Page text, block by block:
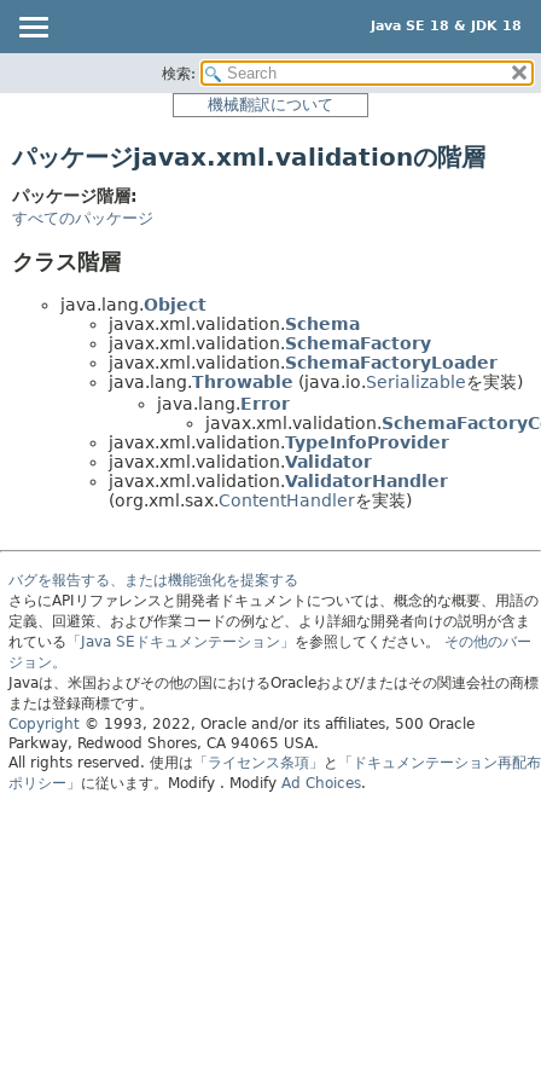
Java SE 18 & JDK 18
パッケージ
クラス
使用
階層ツリー
プレビュー
検索:
機械翻訳について
パッケージjavax.xml.validationの階層
パッケージ階層:
すべてのパッケージ
クラス階層
java.lang.Object
javax.xml.validation.Schema
javax.xml.validation.SchemaFactory
javax.xml.validation.SchemaFactoryLoader
java.lang.Throwable (java.io.Serializableを実装)
java.lang.Error
javax.xml.validation.
javax.xml.validation.TypeInfoProvider
javax.xml.validation.Validator
javax.xml.validation.ValidatorHandler
(org.xml.sax.ContentHandlerを実装)
バグを報告する、または機能強化を提案する
さらにAPIリファレンスと開発者ドキュメントについては、概念的な概要、用語の
定義、回避策、および作業コードの例など、より詳細な開発者向けの説明が含ま
れている 「Java SEドキュメンテーション」 を参照してください。
その他のバー
ジョン。
Javaは、米国およびその他の国におけるOracleおよび/またはその関連会社の商標
または登録商標です。
Copyright © 1993, 2022, Oracle and/or its affiliates, 500 Oracle
Parkway, Redwood Shores, CA 94065 USA.
All rights reserved. 使用は 「ライセンス条項」 と
「ドキュメンテーション再配布
ポリシー」 に従います。 Modify . Modify Ad Choices.